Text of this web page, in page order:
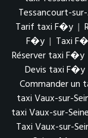
Tessancourt-
Tarif taxi F�y |
F�y | Taxi
Réserver taxi F�y
Devis taxi F�y
Commander un
taxi Vaux-sur-
taxi Vaux-sur-Seine
Taxi Vaux-sur-